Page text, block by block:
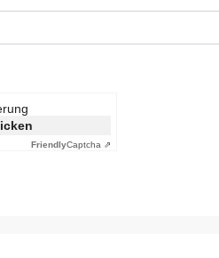
FriendlyCaptcha ⇗